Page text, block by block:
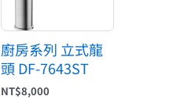
廚房系列 立式龍
頭 DF-7643ST
NT$8,000